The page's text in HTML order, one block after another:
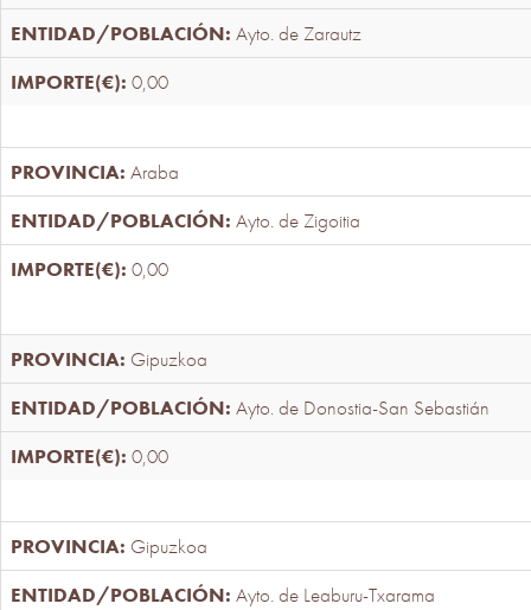
Ayto. de Zarautz
0,00
Araba
Ayto. de Zigoitia
0,00
Gipuzkoa
Ayto. de Donostia-San Sebastián
0,00
Gipuzkoa
Ayto. de Leaburu-Txarama